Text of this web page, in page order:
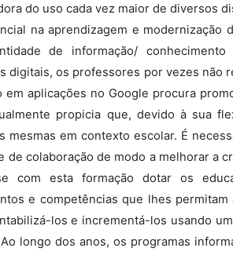
do uso cada vez maior de diversos
na aprendizagem e modernização
de informação/
digitais, os professores por vezes não
em aplicações no Google procura
propicia que, devido à sua
mesmas em contexto escolar. É
de colaboração de modo a melhorar a
com esta formação dotar os
e competências que lhes
los e incrementá-los usando
longo dos anos, os programas